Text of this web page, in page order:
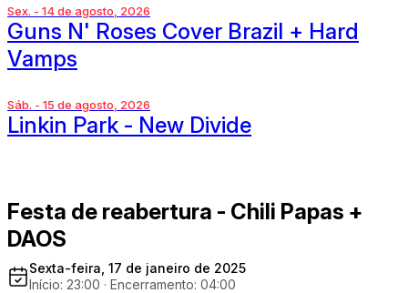
Sex. - 14 de agosto, 2026
Guns N' Roses Cover Brazil + Hard
Vamps
Sáb. - 15 de agosto, 2026
Linkin Park - New Divide
Festa de reabertura - Chili Papas +
DAOS
Sexta-feira, 17 de janeiro de 2025
Início: 23:00 · Encerramento: 04:00